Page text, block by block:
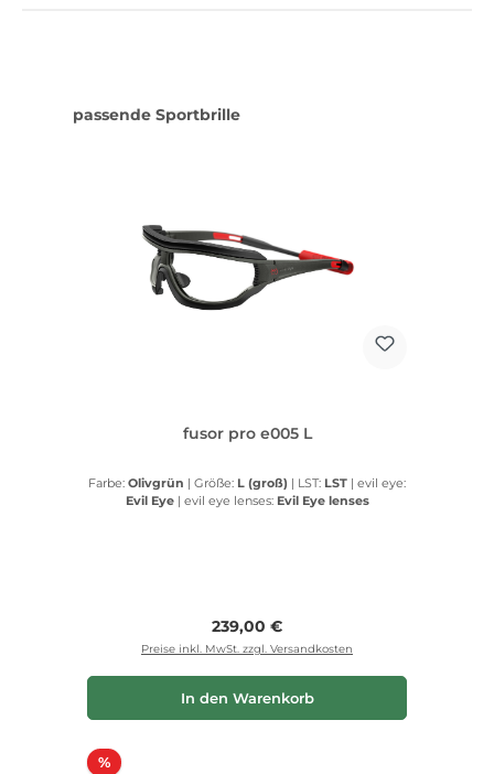
Produktgalerie überspringen
passende Sportbrille
fusor pro e005 L
Farbe: Olivgrün | Größe: L (groß) | LST: LST | evil eye:
Evil Eye | evil eye lenses: Evil Eye lenses
Regulärer Preis:
239,00 €
Preise inkl. MwSt. zzgl. Versandkosten
In den Warenkorb
%Rabatt